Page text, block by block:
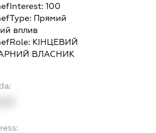
100
Прямий
вплив
КІНЦЕВИЙ
ВЛАСНИК